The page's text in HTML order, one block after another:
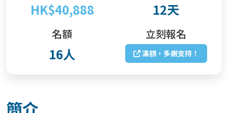
HK$40,888 12天
名額
16人
立刻報名
滿額，多謝支持！